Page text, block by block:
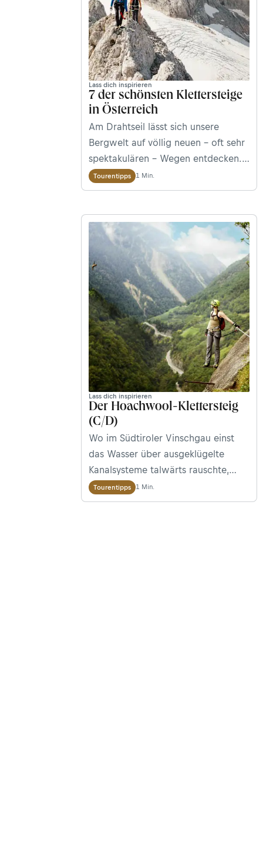
Lass dich inspirieren
7 der schönsten Klettersteige
in Österreich
Am Drahtseil lässt sich unsere
Bergwelt auf völlig neuen – oft sehr
spektakulären – Wegen entdecken.
Wir stellen euch 7 der schönsten
Klettersteige Österreichs mit
vor.
Tourentipps 1 Min.
Lass dich inspirieren
Der Hoachwool-Klettersteig
(C/D)
Wo im Südtiroler Vinschgau einst
das Wasser über ausgeklügelte
Kanalsysteme talwärts rauschte,
turnt man heute am Hoachwool-
Klettersteig die Felsen hoch. Wir
Tourentipps 1 Min.